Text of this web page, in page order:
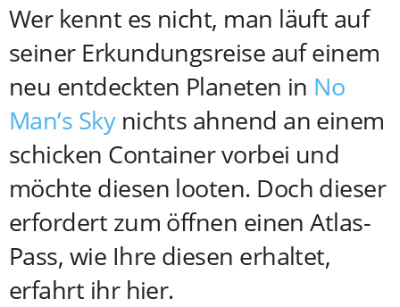
Wer kennt es nicht, man läuft auf
seiner Erkundungsreise auf einem
neu entdeckten Planeten in No
Man’s Skynichts ahnend an einem
schicken Container vorbei und
möchte diesen looten. Doch dieser
erfordert zum öffnen einen Atlas-
Pass, wie Ihre diesen erhaltet,
erfahrt ihr hier.